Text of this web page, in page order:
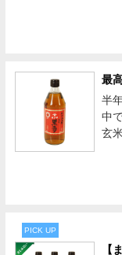
最
半
中
玄
PICK UP
【